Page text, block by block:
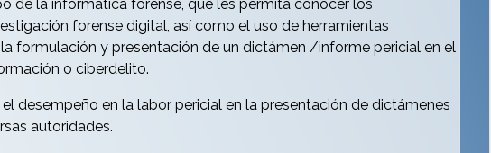
de la informática forense, que les permita conocer los
forense digital, así como el uso de herramientas
formulación y presentación de un dictámen /informe pericial en el
o ciberdelito.
desempeño en la labor pericial en la presentación de dictámenes
autoridades.